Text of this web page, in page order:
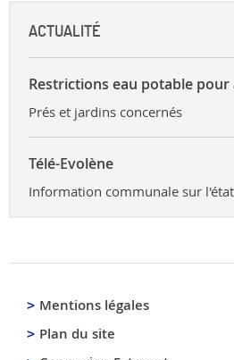
ACTUALITÉ
Restrictions eau potable pour
Prés et jardins concernés
Télé-Evolène
Information communale sur
Mentions légales
Plan du site